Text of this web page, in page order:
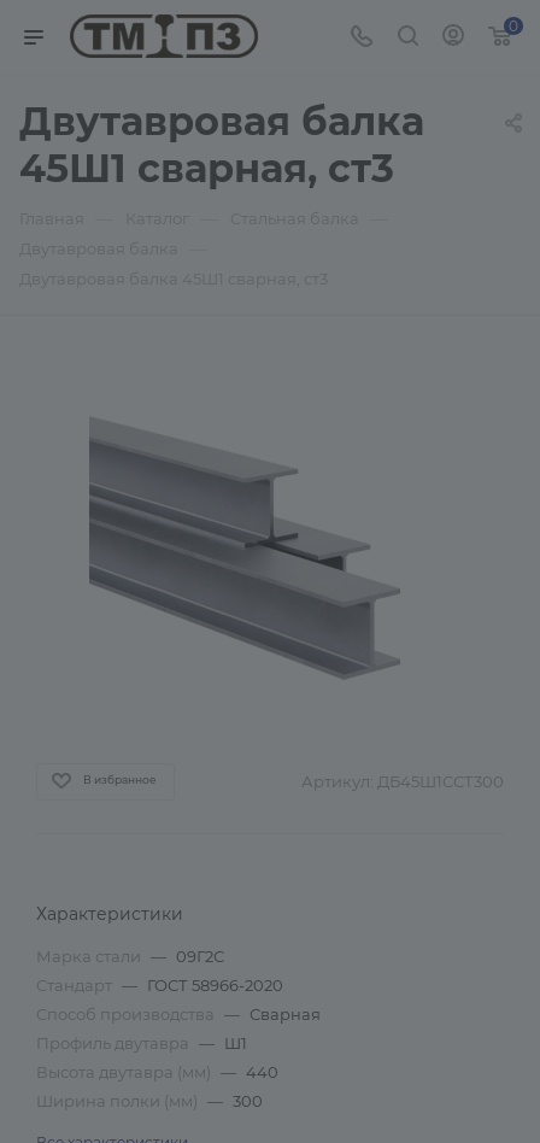
0
Двутавровая балка
45Ш1 сварная, ст3
В избранное Артикул: ДБ45Ш1ССТ300
Характеристики
Марка стали — 09Г2С
Стандарт — ГОСТ 58966-2020
Способ производства
— Сварная
Профиль двутавра
— Ш1
Высота двутавра (мм) — 440
Ширина полки (мм) — 300